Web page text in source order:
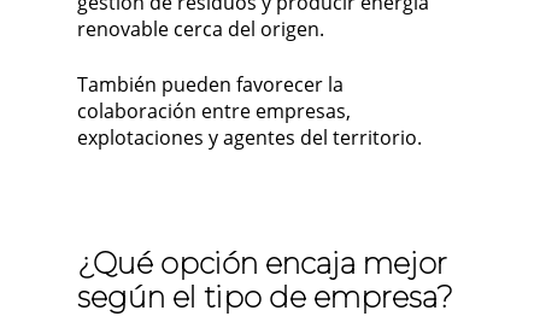
renovable cerca del origen.
También pueden favorecer la
colaboración entre empresas,
explotaciones y agentes del territorio.
¿Qué opción encaja mejor
según el tipo de empresa?